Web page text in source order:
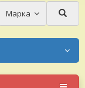
Марка